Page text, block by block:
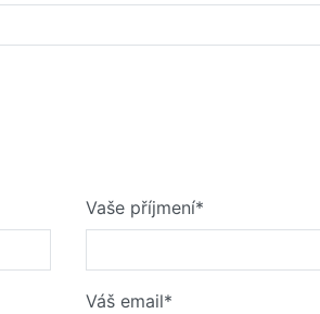
Vaše příjmení*
Váš email*